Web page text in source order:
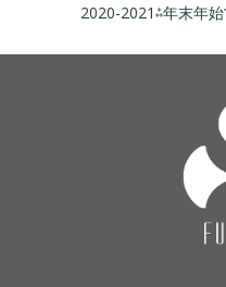
2020-2021⁂年末年